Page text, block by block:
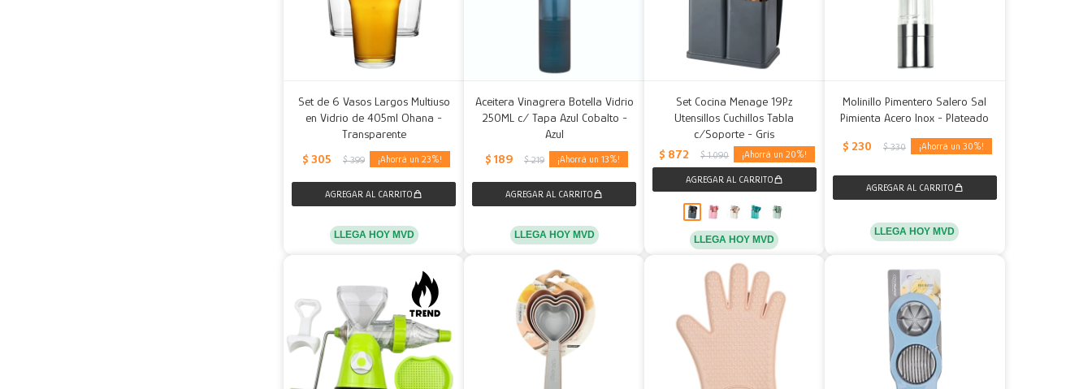
Set de 6 Vasos Largos Multiuso
en Vidrio de 405ml Ohana -
Transparente
$ 305 $ 399 23
LLEGA HOY MVD
Aceitera Vinagrera Botella Vidrio
250ML c/ Tapa Azul Cobalto -
Azul
$ 189 $ 219 13
LLEGA HOY MVD
Set Cocina Menage 19Pz
Utensillos Cuchillos Tabla
c/Soporte - Gris
$ 872 $ 1.090 20
LLEGA HOY MVD
Molinillo Pimentero Salero Sal
Pimienta Acero Inox - Plateado
$ 230 $ 330 30
LLEGA HOY MVD